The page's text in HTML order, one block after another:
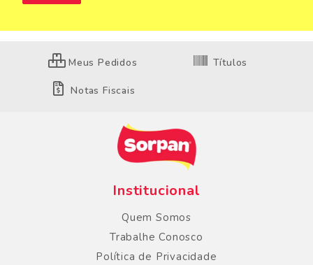
Meus Pedidos Títulos
Notas Fiscais
Institucional
Quem Somos
Trabalhe Conosco
Política de Privacidade